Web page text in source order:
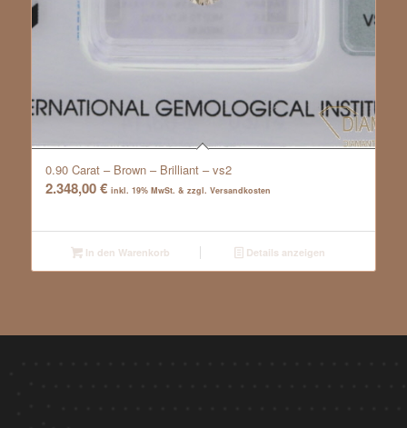
0.90 Carat – Brown – Brilliant – vs2
2.348,00€ inkl. 19% MwSt. & zzgl. Versandkosten
In den Warenkorb Details anzeigen